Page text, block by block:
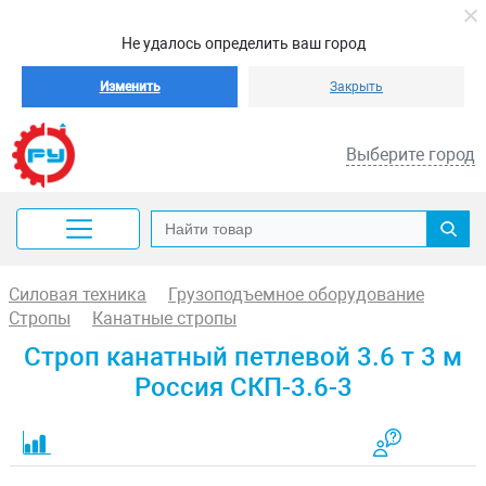
Не удалось определить ваш город
Изменить Закрыть
Выберите город
Силовая техника
Грузоподъемное оборудование
Стропы
Канатные стропы
Строп канатный петлевой 3.6 т 3 м
Россия СКП-3.6-3